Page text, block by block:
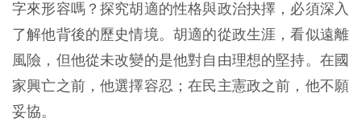
字來形容嗎？探究胡適的性格與政治抉擇，必須深入
了解他背後的歷史情境。胡適的從政生涯，看似遠離
風險，但他從未改變的是他對自由理想的堅持。在國
家興亡之前，他選擇容忍；在民主憲政之前，他不願
妥協。